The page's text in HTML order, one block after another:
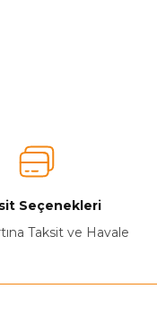
Seçenekleri
Taksit ve Havale